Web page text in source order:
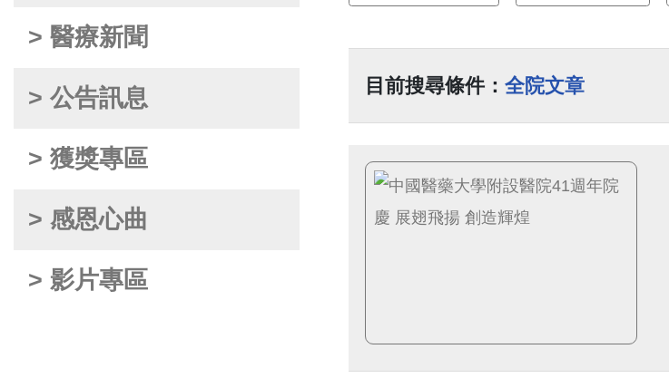
> 醫療新聞
> 公告訊息
> 獲獎專區
> 感恩心曲
> 影片專區
目前搜尋條件： 全院文章